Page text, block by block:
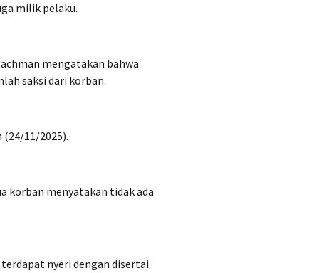
milik pelaku.
mengatakan bahwa
saksi dari korban.
(24/11/2025).
korban menyatakan tidak ada
nyeri dengan disertai